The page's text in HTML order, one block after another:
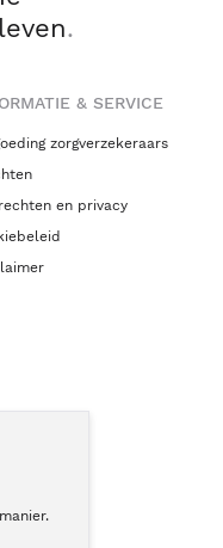
.
& SERVICE
zorgverzekeraars
en privacy